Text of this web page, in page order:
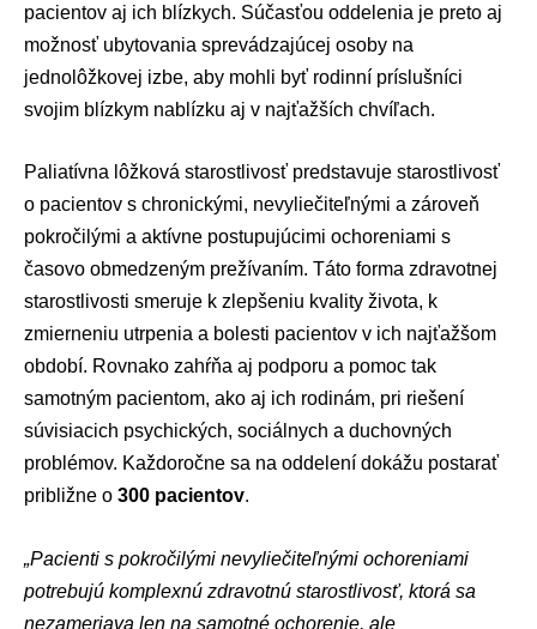
pacientov aj ich blízkych. Súčasťou oddelenia je preto aj
možnosť ubytovania sprevádzajúcej osoby na
jednolôžkovej izbe, aby mohli byť rodinní príslušníci
svojim blízkym nablízku aj v najťažších chvíľach.
Paliatívna lôžková starostlivosť predstavuje starostlivosť
o pacientov s chronickými, nevyliečiteľnými a zároveň
pokročilými a aktívne postupujúcimi ochoreniami s
časovo obmedzeným prežívaním. Táto forma zdravotnej
starostlivosti smeruje k zlepšeniu kvality života, k
zmierneniu utrpenia a bolesti pacientov v ich najťažšom
období. Rovnako zahŕňa aj podporu a pomoc tak
samotným pacientom, ako aj ich rodinám, pri riešení
súvisiacich psychických, sociálnych a duchovných
problémov. Každoročne sa na oddelení dokážu postarať
približne o 300 pacientov.
„Pacienti s pokročilými nevyliečiteľnými ochoreniami
potrebujú komplexnú zdravotnú starostlivosť, ktorá sa
nezameriava len na samotné ochorenie, ale